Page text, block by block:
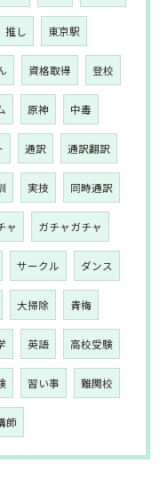
推し 東京駅
資格取得 登校
原神 中毒
通訳 通訳翻訳
実技 同時通訳
ャ ガチャガチャ
サークル ダンス
大掃除 青梅
英語 高校受験
習い事 難関校
師